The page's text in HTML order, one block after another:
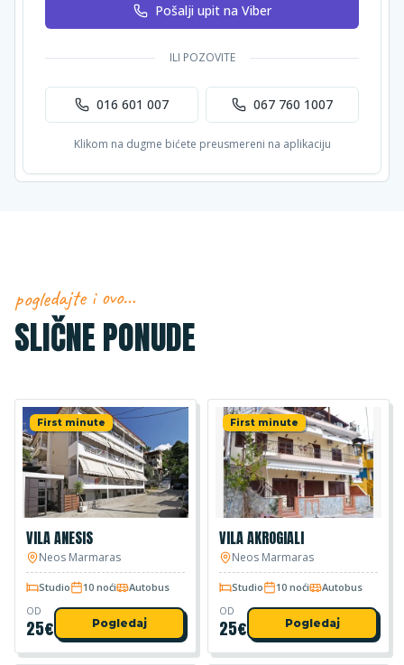
Pošalji upit na Viber
ILI POZOVITE
016 601 007 067 760 1007
Klikom na dugme bićete preusmereni na aplikaciju
pogledajte i ovo…
SLIČNE PONUDE
First minute
VILA ANESIS
Neos Marmaras
Studio 10 noći Autobus
OD
25€ Pogledaj
First minute
VILA AKROGIALI
Neos Marmaras
Studio 10 noći Autobus
OD
25€ Pogledaj